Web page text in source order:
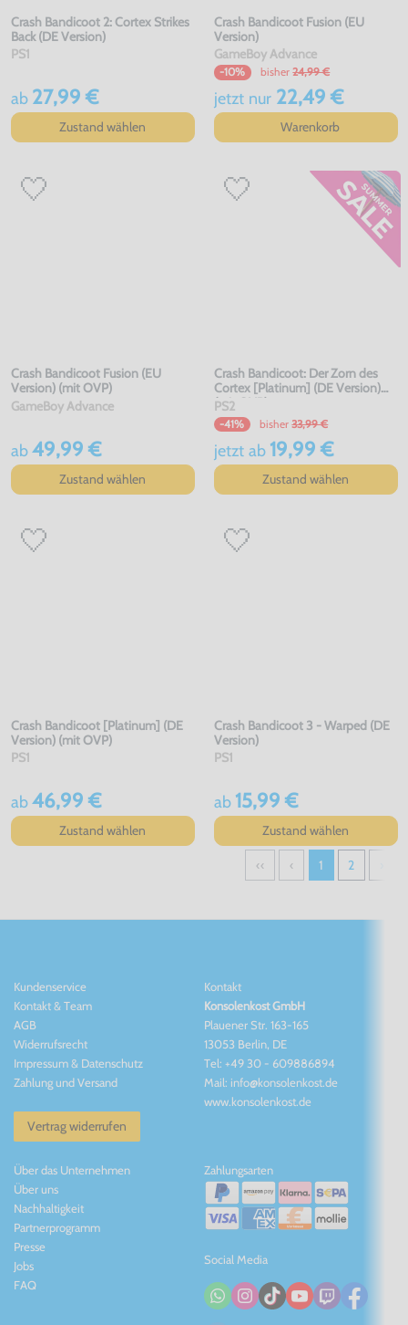
Crash Bandicoot 2: Cortex Strikes
Back (DE Version)
PS1
ab 27,99 €
Zustand wählen
Crash Bandicoot Fusion (EU
Version)
GameBoy Advance
-10% bisher 24,99 €
jetzt nur22,49 €
Warenkorb
Crash Bandicoot Fusion (EU
Version) (mit OVP)
GameBoy Advance
ab49,99 €
Zustand wählen
Crash Bandicoot: Der Zorn des
Cortex [Platinum] (DE Version)
(mit OVP)
PS2
-41% bisher 33,99 €
jetzt ab 19,99 €
Zustand wählen
Crash Bandicoot [Platinum] (DE
Version) (mit OVP)
PS1
ab46,99 €
Zustand wählen
Crash Bandicoot 3 - Warped (DE
Version)
PS1
ab 15,99 €
Zustand wählen
‹‹ ‹ 1 2
Kundenservice
Kontakt & Team
AGB
Widerrufsrecht
Impressum & Datenschutz
Zahlung und Versand
Vertrag widerrufen
Kontakt
Konsolenkost GmbH
Plauener Str. 163-165
13053 Berlin, DE
Tel: +49 30 - 609886894
Mail: info@konsolenkost.de
www.konsolenkost.de
Über das Unternehmen
Über uns
Nachhaltigkeit
Partnerprogramm
Presse
Jobs
FAQ
Zahlungsarten
Social Media